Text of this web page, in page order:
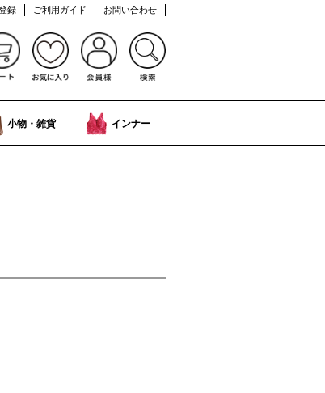
お問い合わせ
ご利用ガイド
録
小物・雑貨 インナー